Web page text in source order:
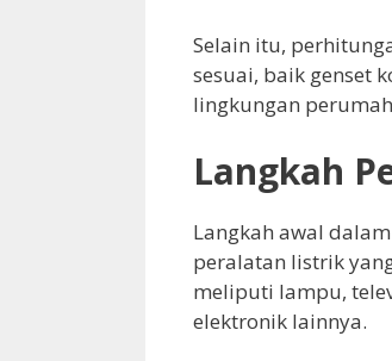
Selain itu,
sesuai, baik genset
lingkungan
Langkah
Langkah awal
peralatan listrik
meliputi lampu,
elektronik lainnya.